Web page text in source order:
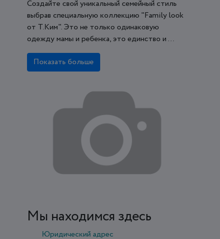
Создайте свой уникальный семейный стиль
выбрав специальную коллекцию "Family look
от Т.Ким". Это не только одинаковую
одежду мамы и ребенка, это единство и ...
Показать больше
Мы находимся здесь
Юридический адрес